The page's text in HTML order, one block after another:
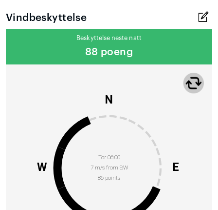
Vindbeskyttelse
Beskyttelse neste natt
88 poeng
Tor 06:00
7 m/s from SW
86 points
N
E
W